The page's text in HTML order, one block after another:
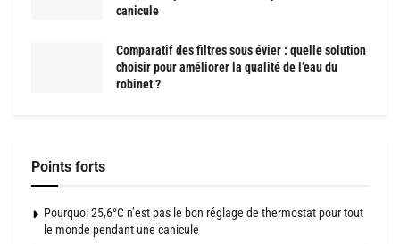
canicule
Comparatif des filtres sous évier : quelle solution
choisir pour améliorer la qualité de l’eau du
robinet ?
Points forts
Pourquoi 25,6°C n’est pas le bon réglage de thermostat pour tout
le monde pendant une canicule